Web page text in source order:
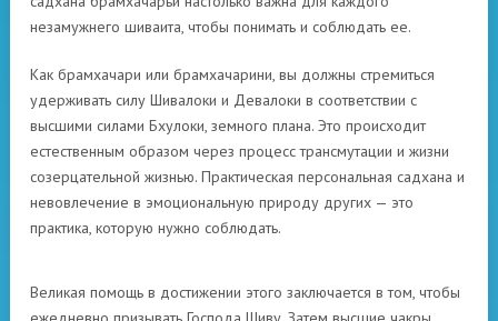
незамужнего шиваита, чтобы понимать и соблюдать ее.
Как брамхачари или брамхачарини, вы должны стремиться
удерживать силу Шивалоки и Девалоки в соответствии с
высшими силами Бхулоки, земного плана. Это происходит
естественным образом через процесс трансмутации и жизни
созерцательной жизнью. Практическая персональная садхана и
невовлечение в эмоциональную природу других — это
практика, которую нужно соблюдать.
Великая помощь в достижении этого заключается в том, чтобы